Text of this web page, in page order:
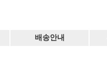
배송안내